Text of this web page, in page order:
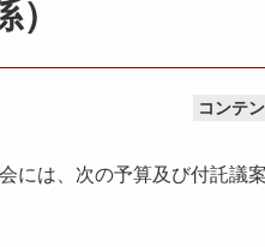
コンテ
には、次の予算及び付託議